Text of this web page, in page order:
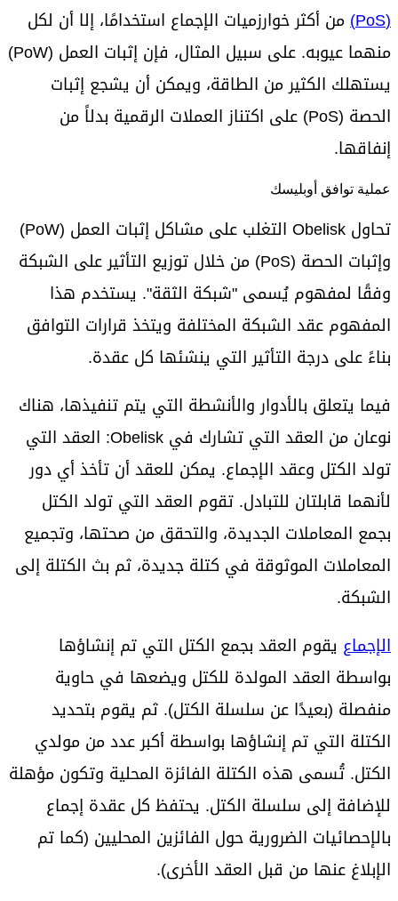
(PoS)
من أكثر خوارزميات الإجماع استخدامًا، إلا أن لكل
منهما عيوبه. على سبيل المثال، فإن إثبات العمل (PoW)
يستهلك الكثير من الطاقة، ويمكن أن يشجع إثبات
الحصة (PoS) على اكتناز العملات الرقمية بدلاً من
إنفاقها.
عملية توافق أوبليسك
تحاول Obelisk التغلب على مشاكل إثبات العمل (PoW)
وإثبات الحصة (PoS) من خلال توزيع التأثير على الشبكة
وفقًا لمفهوم يُسمى "شبكة الثقة". يستخدم هذا
المفهوم عقد الشبكة المختلفة ويتخذ قرارات التوافق
بناءً على درجة التأثير التي ينشئها كل عقدة.
فيما يتعلق بالأدوار والأنشطة التي يتم تنفيذها، هناك
نوعان من العقد التي تشارك في Obelisk: العقد التي
تولد الكتل وعقد الإجماع. يمكن للعقد أن تأخذ أي دور
لأنهما قابلتان للتبادل. تقوم العقد التي تولد الكتل
بجمع المعاملات الجديدة، والتحقق من صحتها، وتجميع
المعاملات الموثوقة في كتلة جديدة، ثم بث الكتلة إلى
الشبكة.
الإجماع يقوم العقد بجمع الكتل التي تم إنشاؤها
بواسطة العقد المولدة للكتل ويضعها في حاوية
منفصلة (بعيدًا عن سلسلة الكتل). ثم يقوم بتحديد
الكتلة التي تم إنشاؤها بواسطة أكبر عدد من مولدي
الكتل. تُسمى هذه الكتلة الفائزة المحلية وتكون مؤهلة
للإضافة إلى سلسلة الكتل. يحتفظ كل عقدة إجماع
بالإحصائيات الضرورية حول الفائزين المحليين (كما تم
الإبلاغ عنها من قبل العقد الأخرى).